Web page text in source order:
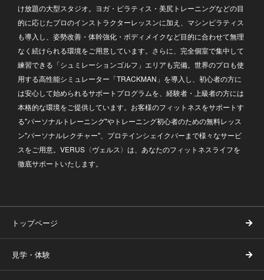
け放題の大型スタジオ。ヨガ・ピラティス・美尻トレーニングなどの目
的に応じたプロのインストラクターレッスンに加え、マシンピラティス
も導入し、姿勢改善・体幹強化・ボディメイクなど目的に合わせて無理
なく続けられる環境をご用意しています。さらに、完全個室で集中して
練習できる「シュミレーションゴルフ」エリアも完備。世界のプロも使
用する高性能シミュレーター「TRACKMAN」を導入し、初心者の方に
は安心して始められるサポートプログラムを、経験者・上級者の方には
本格的な環境をご提供しています。お客様のフィットネスをサポートす
る"パーソナルトレーニング"やトレーニング初心者のための無料レッス
ン"パーソナルレクチャー"、プロテインシェイクバーまで様々なサービ
スをご用意。VERUS〈ヴェルス〉は、あなたのフィットネスライフを
徹底サポートいたします。
トップページ
見学・体験